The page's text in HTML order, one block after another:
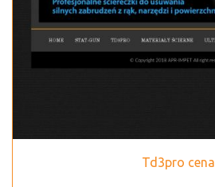
Td3pro cena